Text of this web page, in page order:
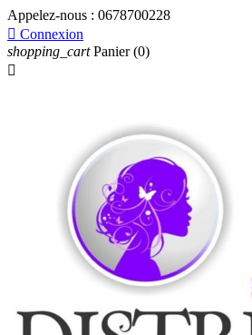
Appelez-nous : 0678700228
 Connexion
shopping_cart Panier (0)
